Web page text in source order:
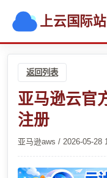
上云国际站
返回列表
亚马逊云官
注册
亚马逊aws / 2026-05-28